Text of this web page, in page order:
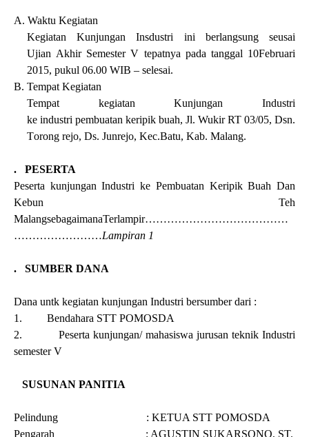
A. Waktu Kegiatan
Kegiatan Kunjungan Insdustri ini berlangsung seusai
UjianAkhirSemester V tepatnya pada tanggal 10Februari
2015, pukul 06.00 WIB – selesai.
B. Tempat Kegiatan
Tempat kegiatan Kunjungan Industri
ke industri pembuatan keripik buah, Jl. Wukir RT 03/05, Dsn.
Torong rejo, Ds. Junrejo, Kec.Batu, Kab. Malang.
PESERTA
Peserta kunjungan Industri ke Pembuatan Keripik Buah Dan
Kebun Teh
MalangsebagaimanaTerlampir…………………………………
……………………Lampiran 1
SUMBER DANA
Dana untk kegiatan kunjungan Industri bersumber dari :
1.
Bendahara STT POMOSDA
2.
Peserta kunjungan/ mahasiswa jurusan teknik Industri
semester V
SUSUNAN PANITIA
Pelindung : KETUA STT POMOSDA
Pengarah
: AGUSTIN SUKARSONO, ST.